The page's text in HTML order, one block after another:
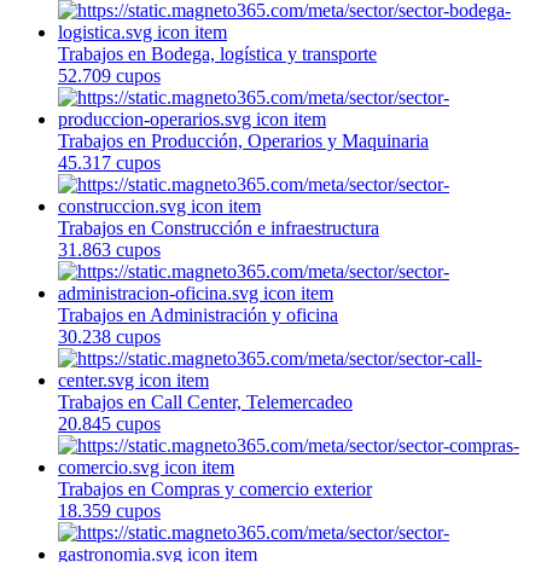
Trabajos en Bodega, logística y transporte
52.709 cupos
Trabajos en Producción, Operarios y Maquinaria
45.317 cupos
Trabajos en Construcción e infraestructura
31.863 cupos
Trabajos en Administración y oficina
30.238 cupos
Trabajos en Call Center, Telemercadeo
20.845 cupos
Trabajos en Compras y comercio exterior
18.359 cupos